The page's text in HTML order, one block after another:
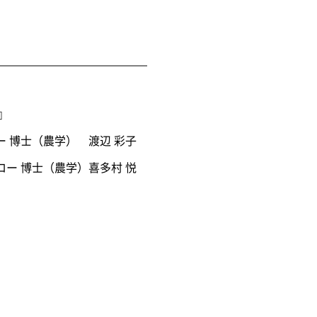
博士（農学） 渡辺 彩子
博士（農学）喜多村 悦